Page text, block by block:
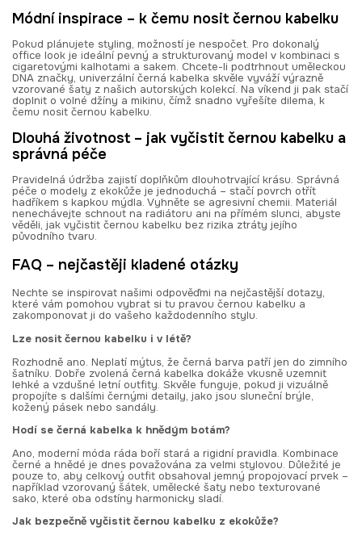
Módní inspirace – k čemu nosit černou kabelku
Pokud plánujete styling, možností je nespočet. Pro dokonalý
office look je ideální pevný a strukturovaný model v kombinaci s
cigaretovými kalhotami a sakem. Chcete-li podtrhnout uměleckou
DNA značky, univerzální černá kabelka skvěle vyváží výrazně
vzorované šaty z našich autorských kolekcí. Na víkend ji pak stačí
doplnit o volné džíny a mikinu, čímž snadno vyřešíte dilema, k
čemu nosit černou kabelku.
Dlouhá životnost – jak vyčistit černou kabelku a
správná péče
Pravidelná údržba zajistí doplňkům dlouhotrvající krásu. Správná
péče o modely z ekokůže je jednoduchá – stačí povrch otřít
hadříkem s kapkou mýdla. Vyhněte se agresivní chemii. Materiál
nenechávejte schnout na radiátoru ani na přímém slunci, abyste
věděli, jak vyčistit černou kabelku bez rizika ztráty jejího
původního tvaru.
FAQ – nejčastěji kladené otázky
Nechte se inspirovat našimi odpověďmi na nejčastější dotazy,
které vám pomohou vybrat si tu pravou černou kabelku a
zakomponovat ji do vašeho každodenního stylu.
Lze nosit černou kabelku i v létě?
Rozhodně ano. Neplatí mýtus, že černá barva patří jen do zimního
šatníku. Dobře zvolená černá kabelka dokáže vkusně uzemnit
lehké a vzdušné letní outfity. Skvěle funguje, pokud ji vizuálně
propojíte s dalšími černými detaily, jako jsou sluneční brýle,
kožený pásek nebo sandály.
Hodí se černá kabelka k hnědým botám?
Ano, moderní móda ráda boří stará a rigidní pravidla. Kombinace
černé a hnědé je dnes považována za velmi stylovou. Důležité je
pouze to, aby celkový outfit obsahoval jemný propojovací prvek –
například vzorovaný šátek, umělecké šaty nebo texturované
sako, které oba odstíny harmonicky sladí.
Jak bezpečně vyčistit černou kabelku z ekokůže?